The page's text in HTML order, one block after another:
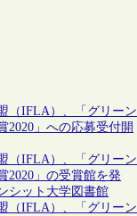
（IFLA）、「グリーン
2020」への応募受付開
（IFLA）、「グリーン
2020」の受賞館を発
シット大学図書館
（IFLA）、「グリーン